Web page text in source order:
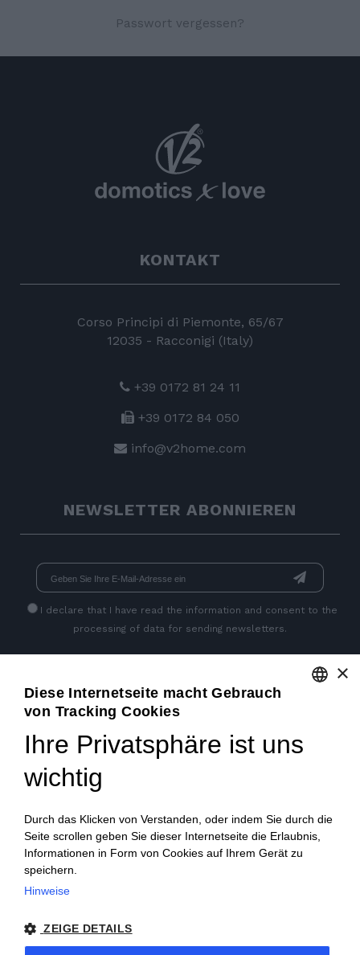
Passwort vergessen?
KONTAKT
Corso Principi di Piemonte, 65/67
12035 - Racconigi (Italy)
+39 0172 81 24 11
+39 0172 84 050
info@v2home.com
NEWSLETTER ABONNIEREN
I declare that I have read the information and consent to the
processing of data for sending newsletters.
SEITEN SOZIALEN
© 2018 V2 S.p.A. con Socio Unico -
Bestimmungen|Rechtliche Hinweise|Sitemap|EU Data
ITALIAN
PORTUGUESE
×
Diese Internetseite macht Gebrauch
von Tracking Cookies
Ihre Privatsphäre ist uns
wichtig
Durch das Klicken von Verstanden, oder indem Sie durch die
Seite scrollen geben Sie dieser Internetseite die Erlaubnis,
Informationen in Form von Cookies auf Ihrem Gerät zu
speichern.
Hinweise
ZEIGE DETAILS